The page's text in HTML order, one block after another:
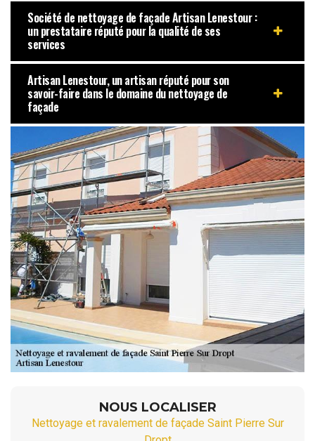
Société de nettoyage de façade Artisan Lenestour :
un prestataire réputé pour la qualité de ses
services
Artisan Lenestour, un artisan réputé pour son
savoir-faire dans le domaine du nettoyage de
façade
NOUS LOCALISER
Nettoyage et ravalement de façade Saint Pierre Sur